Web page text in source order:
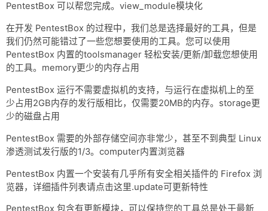
PentestBox 可以帮您完成。view_module模块化
在开发 PentestBox 的过程中，我们总是选择最好的工具，但是
我们仍然可能错过了一些您想要使用的工具。您可以使用
PentestBox 内置的toolsmanager 轻松安装/更新/卸载您想使用
的工具。memory更少的内存占用
PentestBox 运行不需要虚拟机的支持，与运行在虚拟机上的至
少占用2GB内存的发行版相比，仅需要20MB的内存。storage更
少的磁盘占用
PentestBox 需要的外部存储空间亦非常少，甚至不到典型 Linux
渗透测试发行版的1/3。computer内置浏览器
PentestBox 内置一个安装有几乎所有安全相关插件的 Firefox 浏
览器，详细插件列表请点击这里.update可更新特性
PentestBox 包含有更新模块，可以保持您的工具总是处于最新